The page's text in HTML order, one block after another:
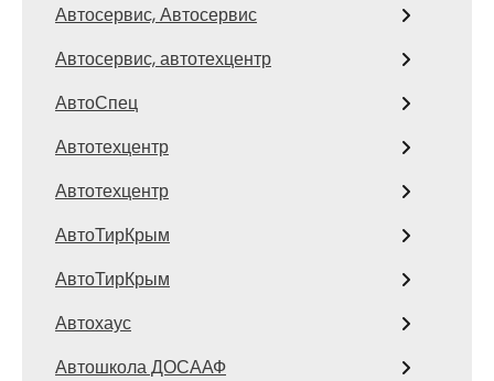
Автосервис, Автосервис
Автосервис, автотехцентр
АвтоСпец
Автотехцентр
Автотехцентр
АвтоТирКрым
АвтоТирКрым
Автохаус
Автошкола ДОСААФ